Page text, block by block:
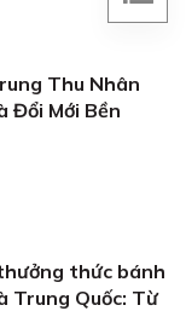
Thu Nhân
Đổi Mới Bền
thức bánh
Trung Quốc: Từ